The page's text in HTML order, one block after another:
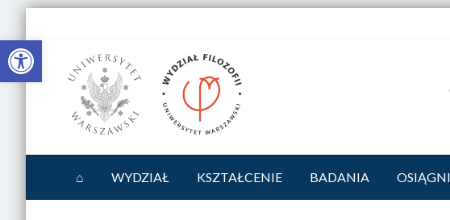
Otwórz pasek narzędzi
⌂ WYDZIAŁ KSZTAŁCENIE BADANIA